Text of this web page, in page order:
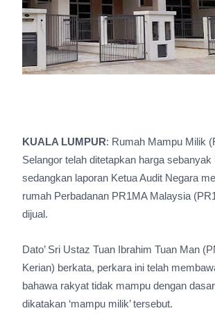
KUALA LUMPUR: Rumah Mampu Milik
Selangor telah ditetapkan harga
sedangkan laporan Ketua Audit Negara
rumah Perbadanan PR1MA Malaysia
dijual.
Dato’ Sri Ustaz Tuan Ibrahim Tuan Man
Kerian) berkata, perkara ini telah
bahawa rakyat tidak mampu dengan
dikatakan ‘mampu milik’ tersebut.